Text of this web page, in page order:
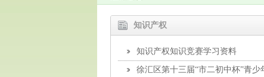
知识产权
知识产权知识竞赛学习资料
徐汇区第十三届“市二初中杯”青